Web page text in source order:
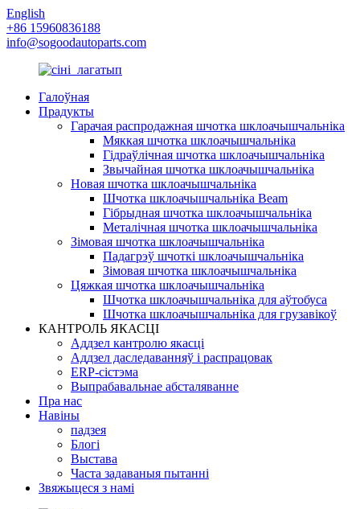
English
+86 15960836188
info@sogoodautoparts.com
Галоўная
Прадукты
Гарачая распродажная шчотка шклоачышчальніка
Мяккая шчотка шклоачышчальніка
Гідраўлічная шчотка шклоачышчальніка
Звычайная шчотка шклоачышчальніка
Новая шчотка шклоачышчальніка
Шчотка шклоачышчальніка Beam
Гібрыдная шчотка шклоачышчальніка
Металічная шчотка шклоачышчальніка
Зімовая шчотка шклоачышчальніка
Падагрэў шчоткі шклоачышчальніка
Зімовая шчотка шклоачышчальніка
Цяжкая шчотка шклоачышчальніка
Шчотка шклоачышчальніка для аўтобуса
Шчотка шклоачышчальніка для грузавікоў
КАНТРОЛЬ ЯКАСЦІ
Аддзел кантролю якасці
Аддзел даследаванняў і распрацовак
ERP-сістэма
Выпрабавальнае абсталяванне
Пра нас
Навіны
падзея
Блогі
Выстава
Часта задаваныя пытанні
Звяжыцеся з намі